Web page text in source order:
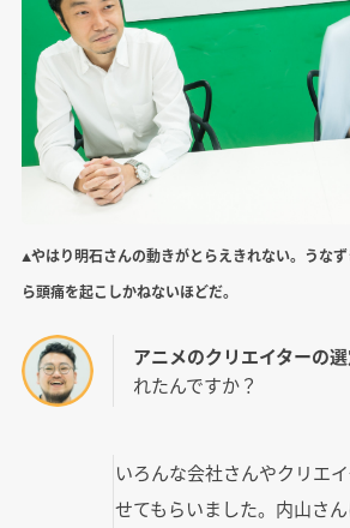
▲やはり明石さんの動きがとらえきれない。うな
ら頭痛を起こしかねないほどだ。
アニメのクリエイターの
れたんですか？
いろんな会社さんやクリエ
せてもらいました。内山さ